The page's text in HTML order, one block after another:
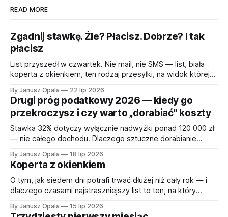
READ MORE
Zgadnij stawkę. Źle? Płacisz. Dobrze? I tak
płacisz
List przyszedł w czwartek. Nie mail, nie SMS — list, biała
koperta z okienkiem, ten rodzaj przesyłki, na widok której
w ciągu ostatnich pięciu sekund. W środku wezwanie.
Urząd uprzejmie prosi o wyjaśnienie, dlaczego mój klient —
tester, człowiek, który cały dzień próbuje zepsuć cudze
gry,
By Janusz Opala 22 lip 2026
Drugi próg podatkowy 2026 — kiedy go
przekroczysz i czy warto „dorabiać" koszty
Stawka 32% dotyczy wyłącznie nadwyżki ponad 120 000 zł
— nie całego dochodu. Dlaczego sztuczne dorabianie
pobrania.
By Janusz Opala 18 lip 2026
Koperta z okienkiem
O tym, jak siedem dni potrafi trwać dłużej niż cały rok — i
dlaczego czasami najstraszniejszy list to ten, na który
takie, które leżą na stole przez kwadrans, bo już samo
By Janusz Opala 15 lip 2026